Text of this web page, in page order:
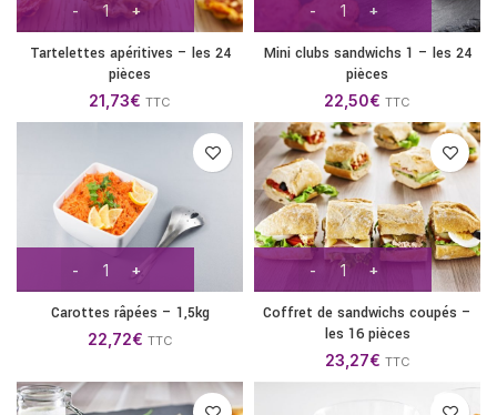
Tartelettes apéritives – les 24
pièces
21,73€ TTC
Mini clubs sandwichs 1 – les 24
pièces
22,50€ TTC
Carottes râpées – 1,5kg
22,72€ TTC
Coffret de sandwichs coupés –
les 16 pièces
23,27€ TTC